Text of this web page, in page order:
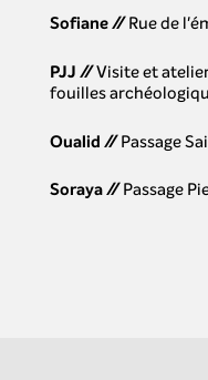
Sofiane//Rue de
PJJ //Visite et
fouilles
Oualid //Passage
Soraya//Passage